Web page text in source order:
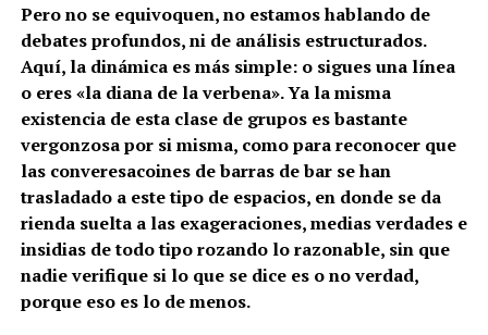
Pero no se equivoquen, no estamos hablando de
debates profundos, ni de análisis estructurados.
Aquí, la dinámica es más simple: o sigues una línea
o eres «la diana de la verbena». Ya la misma
existencia de esta clase de grupos es bastante
vergonzosa por si misma, como para reconocer que
las converesacoines de barras de bar se han
trasladado a este tipo de espacios, en donde se da
rienda suelta a las exageraciones, medias verdades e
insidias de todo tipo rozando lo razonable, sin que
nadie verifique si lo que se dice es o no verdad,
porque eso es lo de menos.